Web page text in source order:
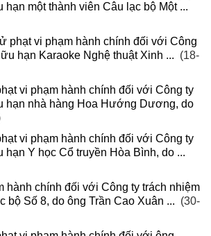
hạn một thành viên Câu lạc bộ Một ...
phạt vi phạm hành chính đối với Công
hạn Karaoke Nghệ thuật Xinh ... (18-
vi phạm hành chính đối với Công ty
hạn nhà hàng Hoa Hướng Dương, do
vi phạm hành chính đối với Công ty
hạn Y học Cổ truyền Hòa Bình, do ...
hành chính đối với Công ty trách nhiệm
bộ Số 8, do ông Trần Cao Xuân ... (30-